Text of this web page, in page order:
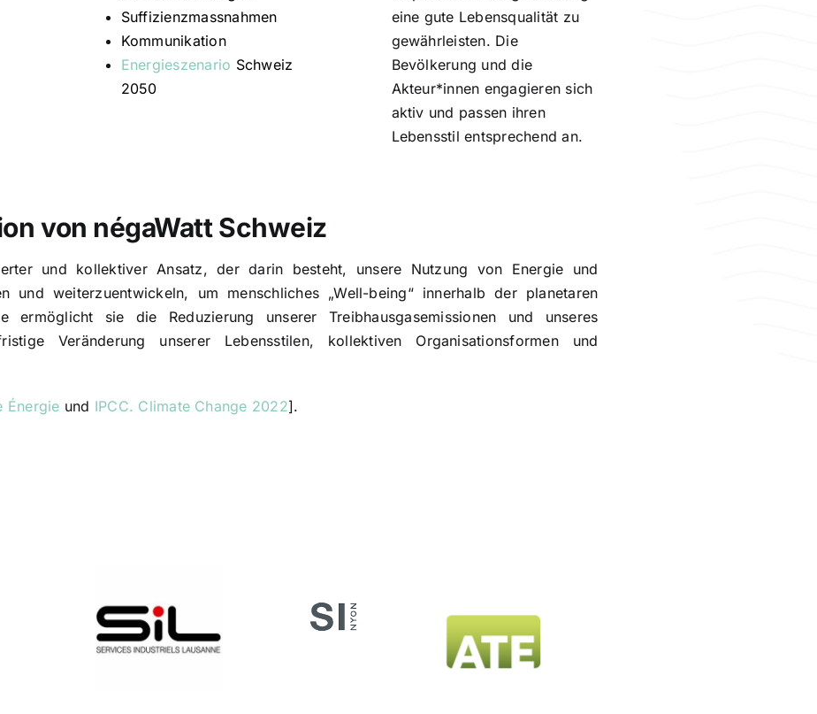
Suffizienzmassnahmen
Kommunikation
Energieszenario Schweiz
2050
eine gute Lebensqualität zu
gewährleisten. Die
Bevölkerung und die
Akteur*innen engagieren sich
aktiv und passen ihren
Lebensstil entsprechend an.
von négaWatt Schweiz
und kollektiver Ansatz, der darin besteht, unsere Nutzung von Energie und
und weiterzuentwickeln, um menschliches „Well-being“ innerhalb der planetaren
ermöglicht sie die Reduzierung unserer Treibhausgasemissionen und unseres
Veränderung unserer Lebensstilen, kollektiven Organisationsformen und
Énergie und IPCC. Climate Change 2022].